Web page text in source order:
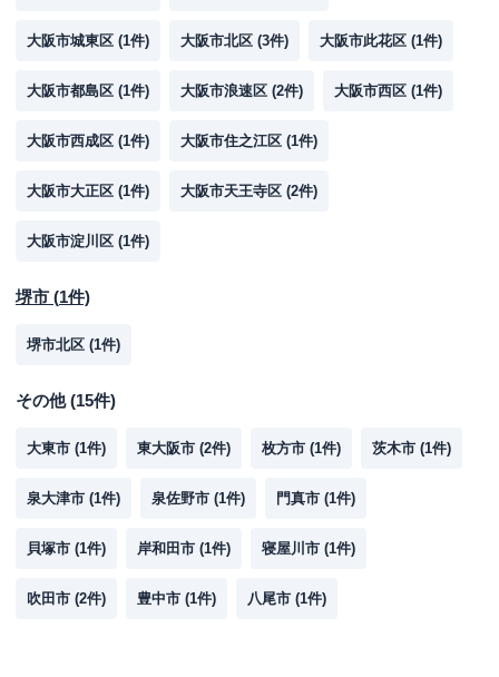
大阪市城東区 (1件) 大阪市北区 (3件) 大阪市此花区 (1件)
大阪市都島区 (1件) 大阪市浪速区 (2件) 大阪市西区 (1件)
大阪市西成区 (1件) 大阪市住之江区 (1件)
大阪市大正区 (1件) 大阪市天王寺区 (2件)
大阪市淀川区 (1件)
堺市 (1件)
堺市北区 (1件)
その他(15件)
大東市 (1件) 東大阪市 (2件) 枚方市 (1件) 茨木市 (1件)
泉大津市 (1件) 泉佐野市 (1件) 門真市 (1件)
貝塚市 (1件) 岸和田市 (1件) 寝屋川市 (1件)
吹田市 (2件) 豊中市 (1件) 八尾市 (1件)